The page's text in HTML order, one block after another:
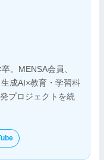
。MENSA会員、
成AI×教育・学習科
プロジェクトを統